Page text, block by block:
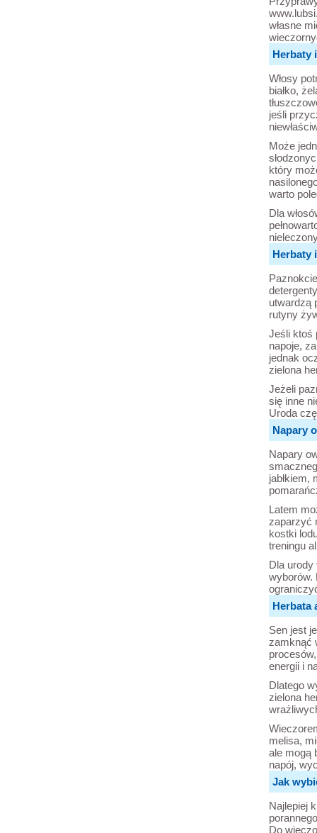
własne
Herbaty
Włosy
białko,
jeśli
Może
który
warto
Dla
Herbaty
utwardzą
rutyny
Jeśli ktoś
napoje,
jednak
zielona
Jeżeli
się inne
Uroda
Napary
Napary
jabłkiem,
Latem
zaparzyć
kostki
treningu
Dla urody
wyborów.
Herbata
Sen jest
zamknąć
energii i
Dlatego
zielona
melisa,
ale mogą
napój,
Jak
Najlepiej
Do